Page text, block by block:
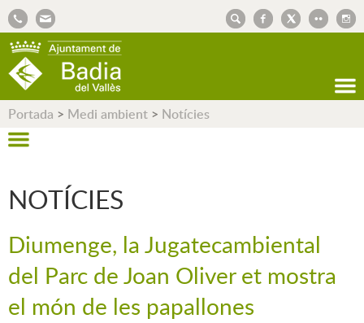
Portada > Medi ambient > Notícies
NOTÍCIES
Diumenge, la Jugatecambiental
del Parc de Joan Oliver et mostra
el món de les papallones